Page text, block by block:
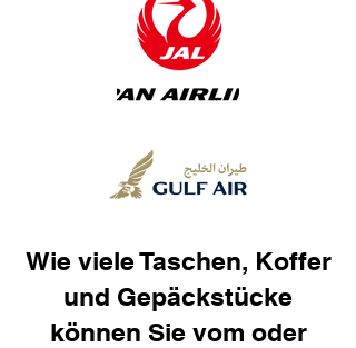
Wie viele Taschen, Koffer
und Gepäckstücke
können Sie vom oder